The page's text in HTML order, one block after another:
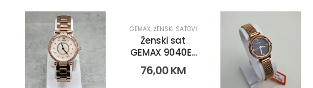
GEMAX, ŽENSKI SATOVI
Ženski sat
GEMAX 9040E-
CR-DB (2264)
76,00KM